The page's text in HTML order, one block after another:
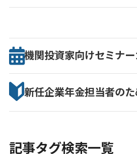
機関投資家向けセミナー
新任企業年金担当者のた
記事タグ検索一覧